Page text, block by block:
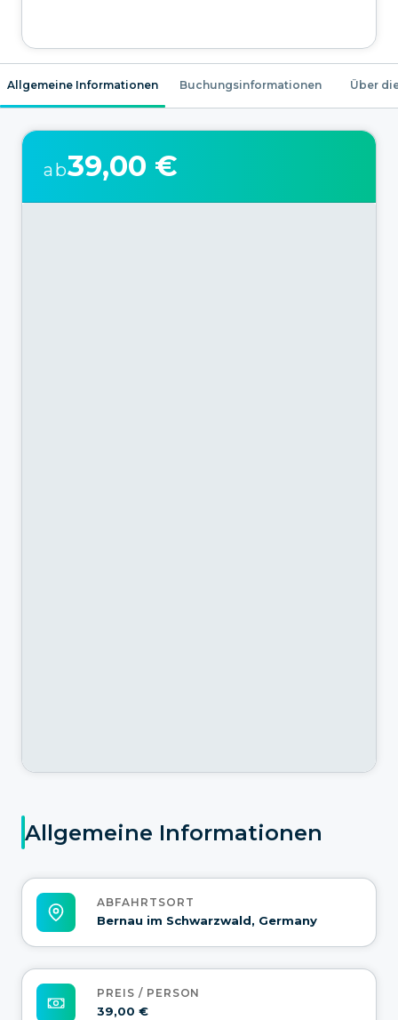
Allgemeine Informationen Buchungsinformationen Über
Allgemeine Informationen
ABFAHRTSORT
Bernau im Schwarzwald, Germany
PREIS / PERSON
39,00 €
ab39,00 €